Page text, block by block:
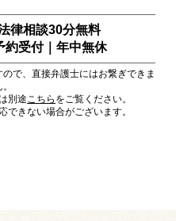
律相談30分無料
受付｜ 年中無休
で、直接弁護士にはお繋ぎできま
別途こちら をご覧ください。
きない場合がございます。